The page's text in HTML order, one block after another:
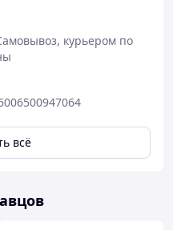
курьером по
всё